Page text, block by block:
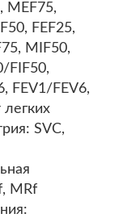
MEF75,
FEF25,
MIF50,
FIF50,
FEV1/FEV6,
легких
SVC,
MRf